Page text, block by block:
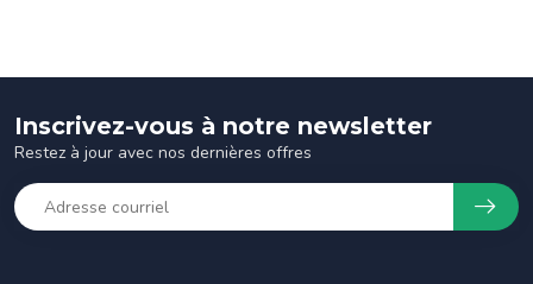
Inscrivez-vous à notre newsletter
Restez à jour avec nos dernières offres